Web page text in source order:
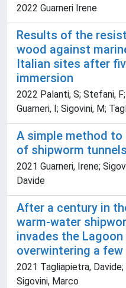
2022 Guarneri Irene
Results of the
wood against
Italian sites after
immersion
2022 Palanti, S; Stefani,
Guarneri, I; Sigovini, M;
A simple method
of shipworm
2021 Guarneri, Irene;
Davide
After a century in
warm-water
invades the
overwintering a
2021 Tagliapietra, Davide;
Sigovini, Marco